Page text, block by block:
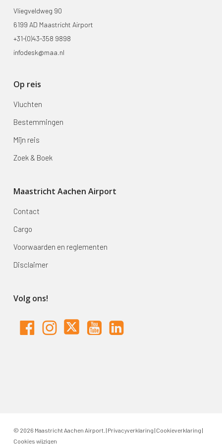
Vliegveldweg 90
6199 AD Maastricht Airport
+31-(0)43-358 9898
infodesk@maa.nl
Op reis
Vluchten
Bestemmingen
Mijn reis
Zoek & Boek
Maastricht Aachen Airport
Contact
Cargo
Voorwaarden en reglementen
Disclaimer
Volg ons!
© 2026 Maastricht Aachen Airport. |Privacyverklaring | Cookieverklaring |
Cookies wijzigen